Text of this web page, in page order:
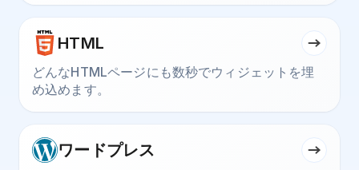
HTML
どんなHTMLページにも数秒でウィジェットを埋
め込めます。
ワードプレス